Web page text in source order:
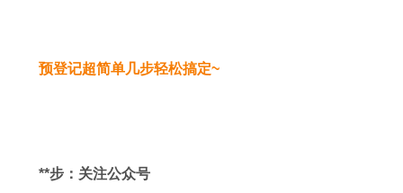
预登记超简单几步轻松搞定~
**步：关注公众号